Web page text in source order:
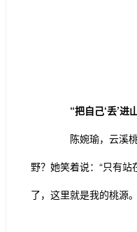
“把自己‘丢’进
陈婉瑜，云溪桃
野？她笑着说：“只有
了，这里就是我的桃源